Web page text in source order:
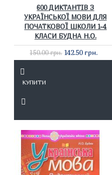
600 ДИКТАНТІВ З
УКРАЇНСЬКОЇ МОВИ ДЛЯ
ПОЧАТКОВОЇ ШКОЛИ 1-4
КЛАСИ БУДНА Н.О.
150.00 грн. 142.50 грн.
КУПИТИ